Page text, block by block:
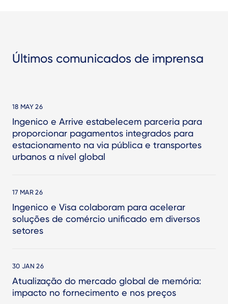
Últimos comunicados de imprensa
18 MAY 26
Ingenico e Arrive estabelecem parceria para
proporcionar pagamentos integrados para
estacionamento na via pública e transportes
urbanos a nível global
17 MAR 26
Ingenico e Visa colaboram para acelerar
soluções de comércio unificado em diversos
setores
30 JAN 26
Atualização do mercado global de memória:
impacto no fornecimento e nos preços